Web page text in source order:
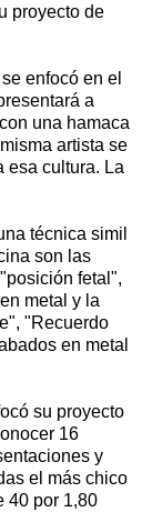
proyecto de
enfocó en el
a
una hamaca
artista se
esa cultura. La
técnica simil
son las
fetal",
metal y la
"Recuerdo
en metal
su proyecto
16
y
el más chico
40 por 1,80